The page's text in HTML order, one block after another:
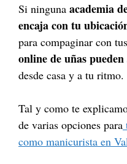
Si ninguna academia
encaja con tu
para compaginar con
online de uñas
desde casa y a tu ritmo.
Tal y como te
de varias opciones para
como manicurista en